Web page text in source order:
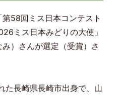
58回ミス日本コンテスト
ミス日本みどりの大使」
）さんが選定（受賞）さ
た⾧崎県⾧崎市出身で、山